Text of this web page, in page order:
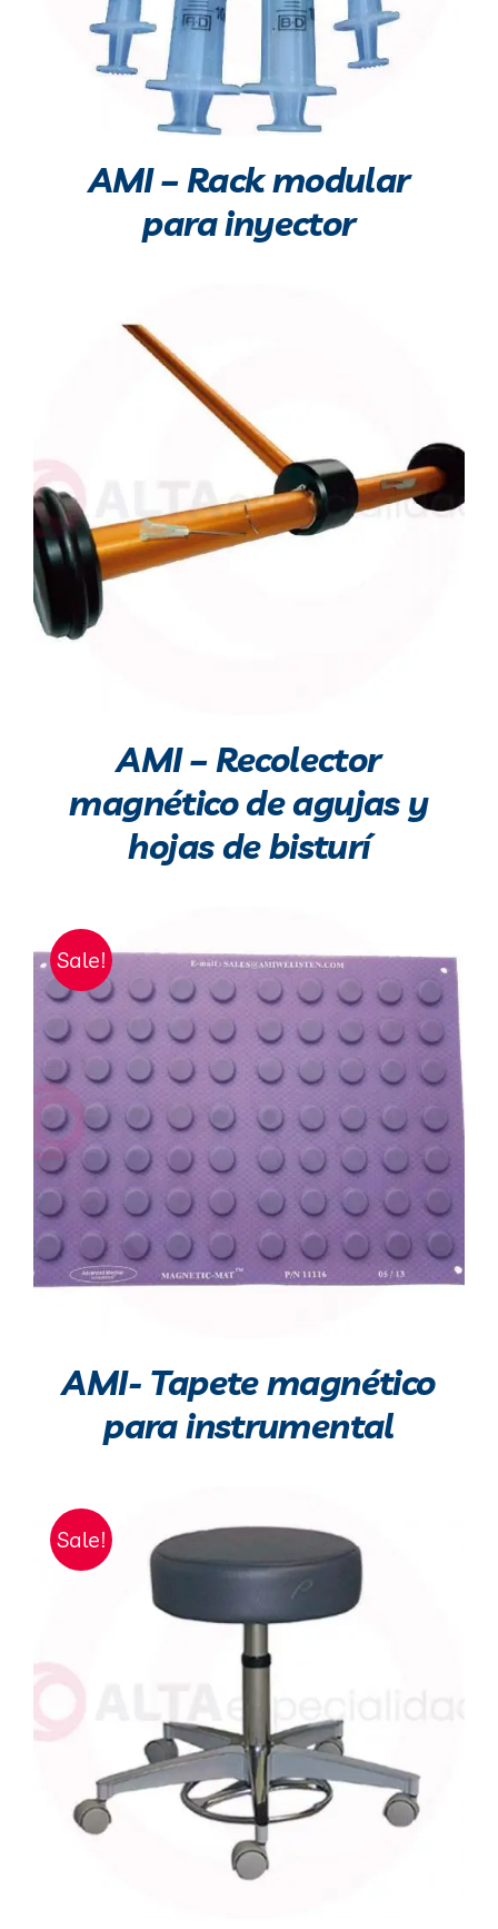
AMI – Rack modular
para inyector
AMI – Recolector
magnético de agujas y
hojas de bisturí
Sale!
AMI- Tapete magnético
para instrumental
Sale!